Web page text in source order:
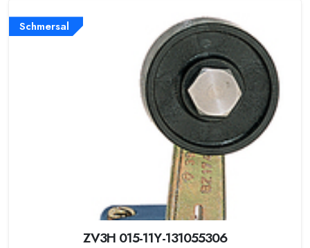
Schmersal
ZV3H 015-11Y-131055306